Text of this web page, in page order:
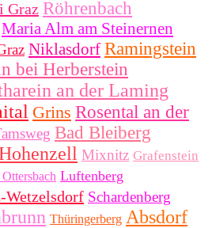
Graz Röhrenbach
Maria Alm am Steinernen
Niklasdorf Ramingstein
bei Herberstein
an der Laming
Grins Rosental an der
Bad Bleiberg
Mixnitz Grafenstein
Luftenberg
Wetzelsdorf Schardenberg
Thüringerberg Absdorf